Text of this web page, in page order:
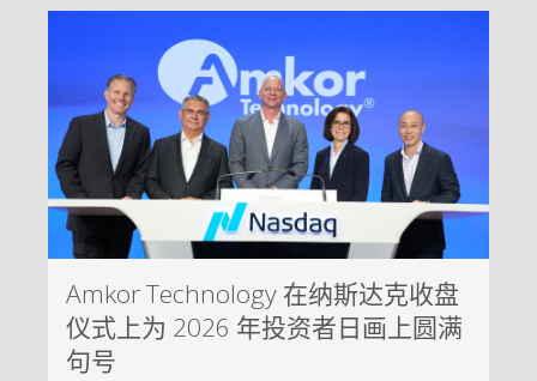
Amkor Technology 在纳斯达克收盘
仪式上为 2026 年投资者日画上圆满
句号